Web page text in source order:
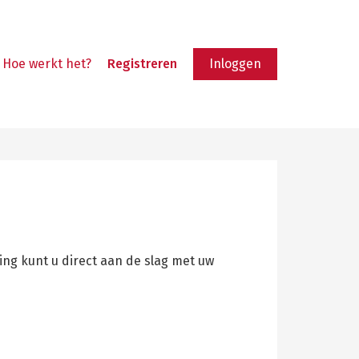
Hoe werkt het? Registreren Inloggen
kunt u direct aan de slag met uw